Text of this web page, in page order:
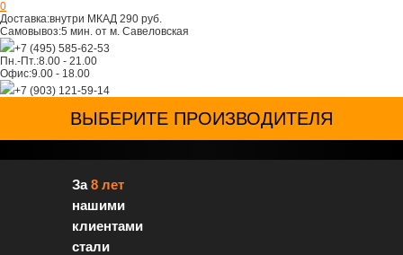
0
Доставка:внутри МКАД 290 руб.
Самовывоз:5 мин. от м. Савеловская
+7 (495) 585-62-53
Пн.-Пт.:8.00 - 21.00
Офис:9.00 - 18.00
+7 (903) 121-59-14
ВЫБЕРИТЕ ПРОИЗВОДИТЕЛЯ
За8 лет
нашими
клиентами
стали